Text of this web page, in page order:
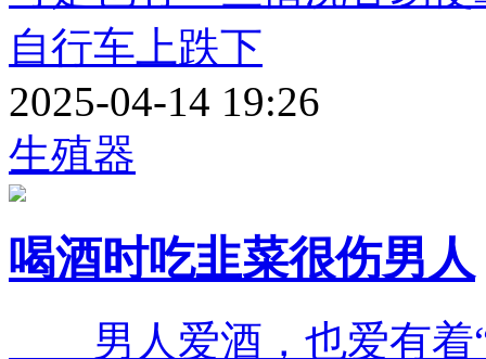
自行车上跌下
2025-04-14 19:26
生殖器
喝酒时吃韭菜很伤男人
男人爱酒，也爱有着“